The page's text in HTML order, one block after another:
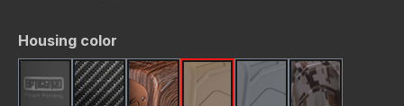
Избери
Housing color
Black Carbon FiberDark WoodFDE (Flat Dark Earth)
GunmetalGunmetal